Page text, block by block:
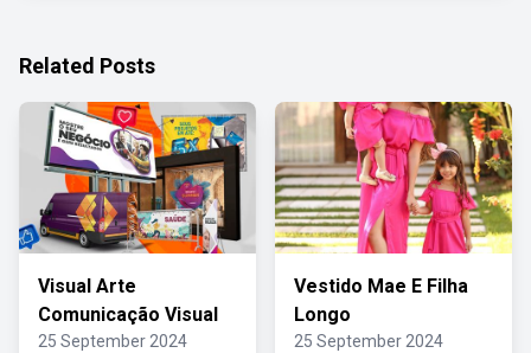
Related Posts
Visual Arte
Comunicação Visual
25 September 2024
Vestido Mae E Filha
Longo
25 September 2024